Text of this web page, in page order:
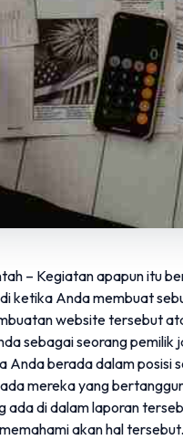
– Kegiatan apapun itu
ketika Anda membuat
website tersebut
sebagai seorang
berada dalam posisi
mereka yang
ada di dalam laporan
akan hal